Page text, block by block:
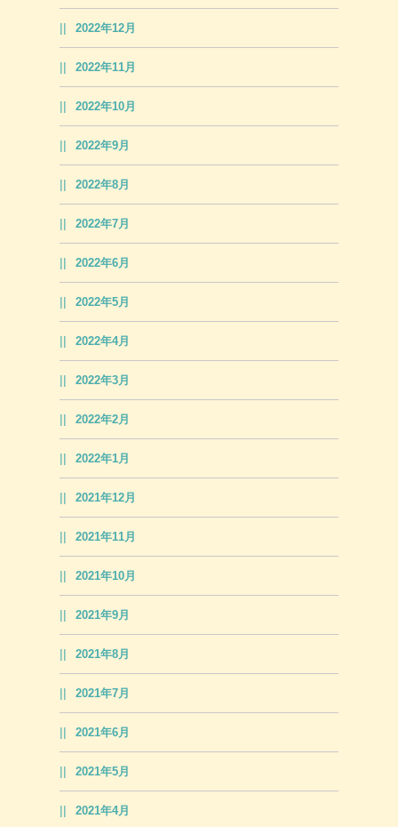
2022年12月
2022年11月
2022年10月
2022年9月
2022年8月
2022年7月
2022年6月
2022年5月
2022年4月
2022年3月
2022年2月
2022年1月
2021年12月
2021年11月
2021年10月
2021年9月
2021年8月
2021年7月
2021年6月
2021年5月
2021年4月